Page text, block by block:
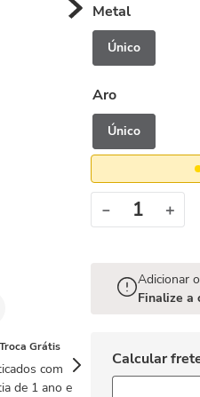
Grátis
com
de 1 ano e
Metal
Único
Aro
Único
＋
－
Adicionar
Finalize a